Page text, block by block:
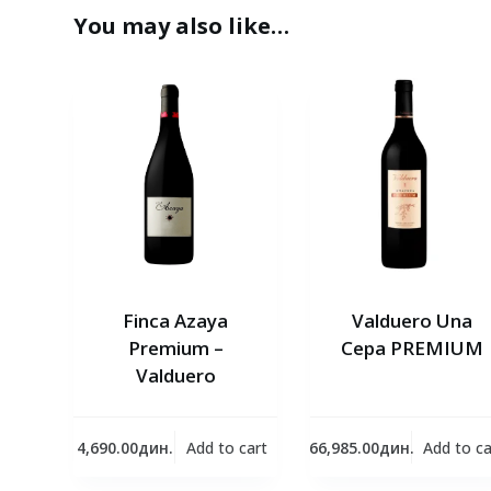
You may also like…
Finca Azaya
Premium –
Valduero
4,690.00дин. Add to cart
Valduero Una
Cepa PREMIUM
66,985.00дин. Add to